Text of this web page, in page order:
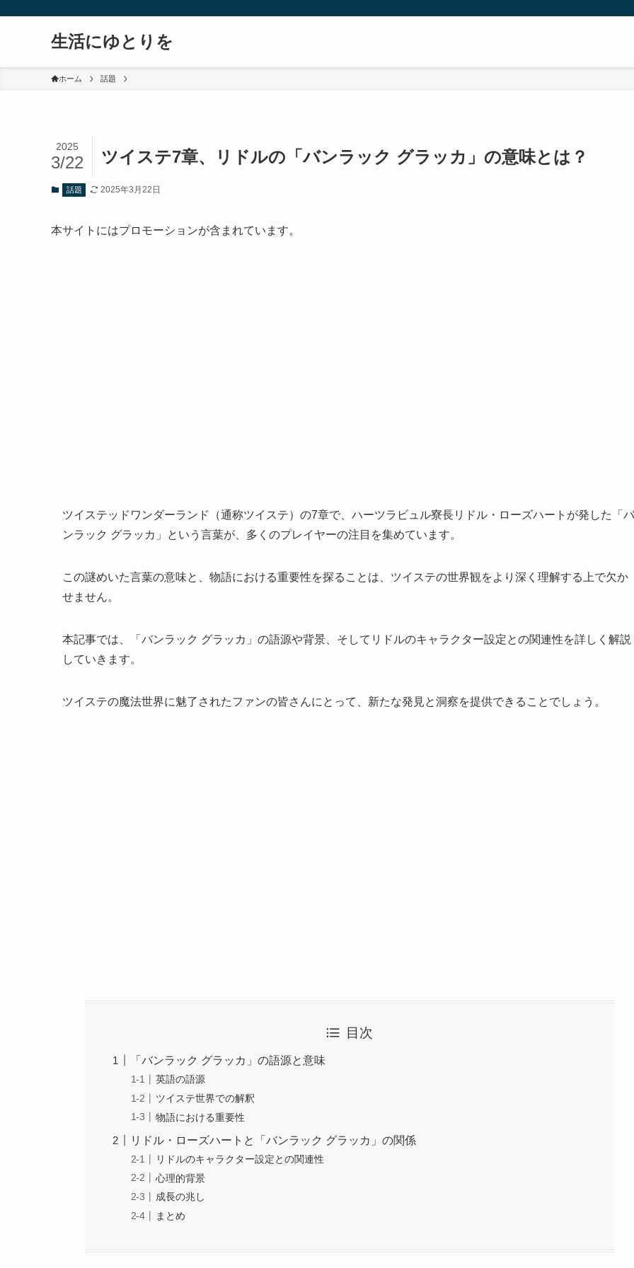
生活にゆとりを
ホーム 話題
ツイステ7章、リドルの「バンラック グラッカ」の意味とは？
2025
3/22
話題 2025年3月22日
本サイトにはプロモーションが含まれています。
ツイステッドワンダーランド（通称ツイステ）の7章で、ハーツラビュル寮長リドル・ローズハートが発した「バ
ンラック グラッカ」という言葉が、多くのプレイヤーの注目を集めています。
この謎めいた言葉の意味と、物語における重要性を探ることは、ツイステの世界観をより深く理解する上で欠か
せません。
本記事では、「バンラック グラッカ」の語源や背景、そしてリドルのキャラクター設定との関連性を詳しく解説
していきます。
ツイステの魔法世界に魅了されたファンの皆さんにとって、新たな発見と洞察を提供できることでしょう。
目次
「バンラック グラッカ」の語源と意味
英語の語源
ツイステ世界での解釈
物語における重要性
リドル・ローズハートと「バンラック グラッカ」の関係
リドルのキャラクター設定との関連性
心理的背景
成長の兆し
まとめ